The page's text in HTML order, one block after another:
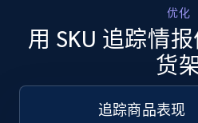
Specifications, Image urls,
more.
优化
用 SKU 追踪情
货
追踪商品表现